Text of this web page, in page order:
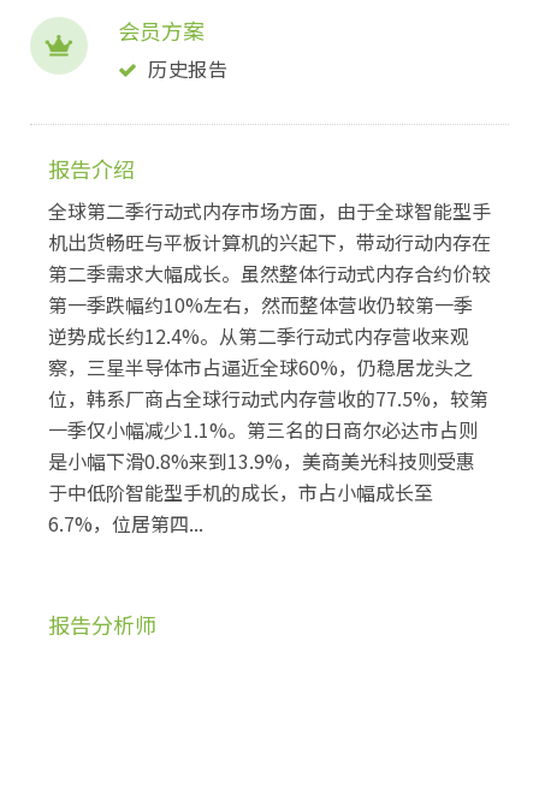
会员方案
历史报告
报告介绍
全球第二季行动式内存市场方面，由于全球智能型手
机出货畅旺与平板计算机的兴起下，带动行动内存在
第二季需求大幅成长。虽然整体行动式内存合约价较
第一季跌幅约10%左右，然而整体营收仍较第一季
逆势成长约12.4%。从第二季行动式内存营收来观
察，三星半导体市占逼近全球60%，仍稳居龙头之
位，韩系厂商占全球行动式内存营收的77.5%，较第
一季仅小幅减少1.1%。第三名的日商尔必达市占则
是小幅下滑0.8%来到13.9%，美商美光科技则受惠
于中低阶智能型手机的成长，市占小幅成长至
6.7%，位居第四...
报告分析师